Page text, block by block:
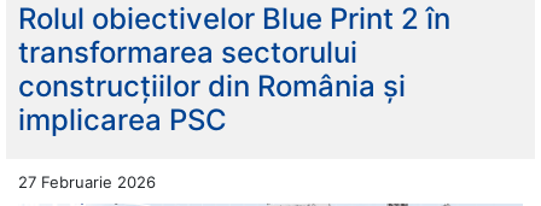
Rolul obiectivelor Blue Print 2 în
transformarea sectorului
construcțiilor din România și
implicarea PSC
27 Februarie 2026